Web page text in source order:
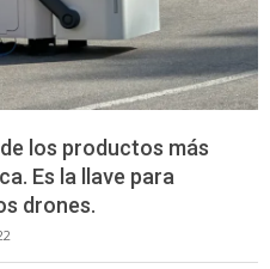
los productos más
Es la llave para
drones.